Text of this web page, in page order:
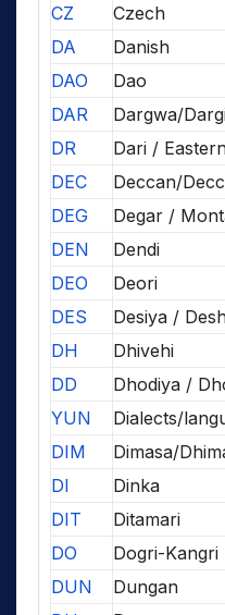
CZ
Czech
DA
Danish
DAO
Dao
DAR
Dargwa/
DR
Dari /
DEC
Deccan/
DEG
Degar /
DEN
Dendi
DEO
Deori
DES
Desiya /
DH
Dhivehi
DD
Dhodiya /
YUN
Dialects/
DIM
Dimasa/
DI
Dinka
DIT
Ditamari
DO
Dogri-Kangri
DUN
Dungan